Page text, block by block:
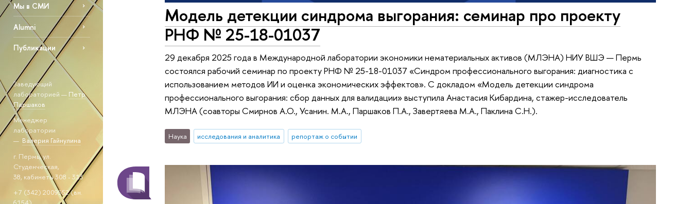
Мы в СМИ
Alumni
Публикации
Заведующий
лабораторией — Петр
Паршаков
Менеджер
лаборатории
— Валерия Гайнулина
г. Пермь, ул.
Студенческая,
38, кабинеты 308 - 313
+7 (342) 2009552 (вн.
Модель детекции синдрома выгорания: семинар про проекту
РНФ № 25-18-01037
29 декабря 2025 года в Международной лаборатории экономики нематериальных активов (МЛЭНА) НИУ ВШЭ — Пермь
состоялся рабочий семинар по проекту РНФ № 25-18-01037 «Синдром профессионального выгорания: диагностика с
использованием методов ИИ и оценка экономических эффектов». С докладом «Модель детекции синдрома
профессионального выгорания: сбор данных для валидации» выступила Анастасия Кибардина, стажер-исследователь
МЛЭНА (соавторы Смирнов А.О., Усанин. М.А., Паршаков П.А., Завертяева М.А., Паклина С.Н.).
Наука исследования и аналитика репортаж о событии